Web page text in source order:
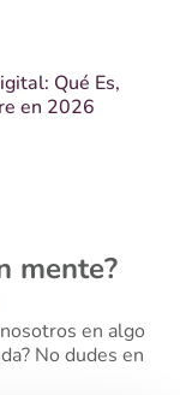
Qué Es,
en 2026
mente?
en algo
No dudes en